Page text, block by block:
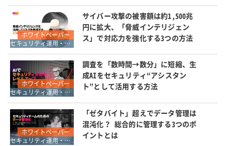
ホワイトペーパー
セキュリティ運用・SOC・SIEM・ログ管理
サイバー攻撃の被害額は約1,500兆
円に拡大、「脅威インテリジェン
ス」で対応力を強化する3つの方法
ホワイトペーパー
セキュリティ運用・SOC・SIEM・ログ管理
調査を「数時間→数分」に短縮、生
成AIをセキュリティ“アシスタン
ト”として活用する方法
ホワイトペーパー
セキュリティ運用・SOC・SIEM・ログ管理
「ゼタバイト」超えでデータ管理は
混沌化？ 総合的に管理する3つのポ
イントとは